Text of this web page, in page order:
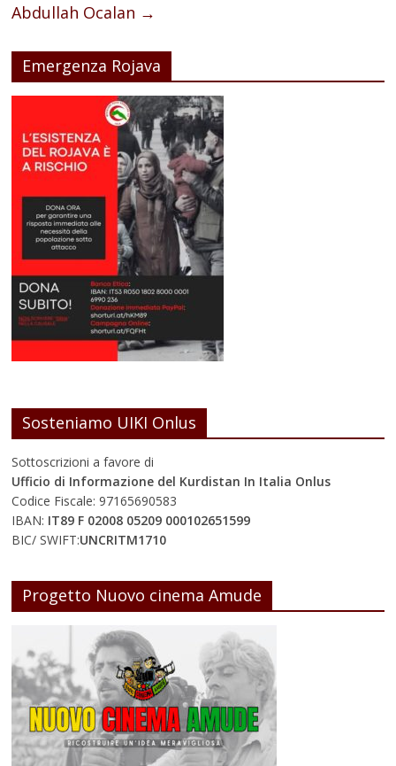
Abdullah Ocalan →
Emergenza Rojava
Sosteniamo UIKI Onlus
Sottoscrizioni a favore di
Ufficio di Informazione del Kurdistan In Italia Onlus
Codice Fiscale: 97165690583
IBAN: IT89 F 02008 05209 000102651599
BIC/ SWIFT:UNCRITM1710
Progetto Nuovo cinema Amude